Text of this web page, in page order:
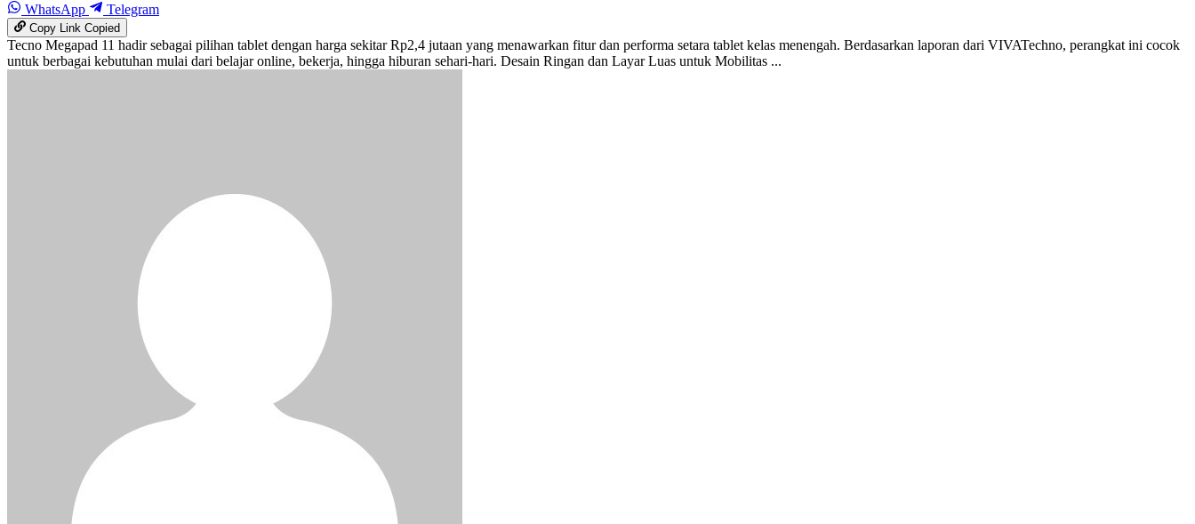
WhatsApp Telegram
Copy LinkCopied
Tecno Megapad 11 hadir sebagai pilihan tablet dengan harga sekitar Rp2,4 jutaan yang menawarkan fitur dan performa setara tablet kelas menengah. Berdasarkan laporan dari VIVATechno, perangkat ini cocok
untuk berbagai kebutuhan mulai dari belajar online, bekerja, hingga hiburan sehari-hari. Desain Ringan dan Layar Luas untuk Mobilitas ...